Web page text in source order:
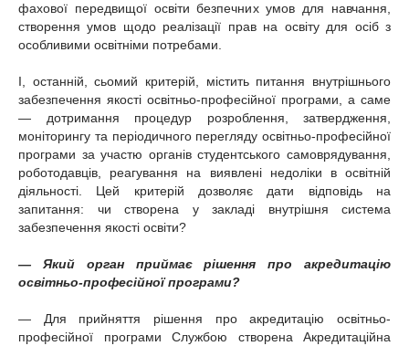
фахової передвищої освіти безпечних умов для навчання,
створення умов щодо реалізації прав на освіту для осіб з
особливими освітніми потребами.
І, останній, сьомий критерій, містить питання внутрішнього
забезпечення якості освітньо-професійної програми, а саме
— дотримання процедур розроблення, затвердження,
моніторингу та періодичного перегляду освітньо-професійної
програми за участю органів студентського самоврядування,
роботодавців, реагування на виявлені недоліки в освітній
діяльності. Цей критерій дозволяє дати відповідь на
запитання: чи створена у закладі внутрішня система
забезпечення якості освіти?
— Який орган приймає рішення про акредитацію
освітньо-професійної програми?
— Для прийняття рішення про акредитацію освітньо-
професійної програми Службою створена Акредитаційна